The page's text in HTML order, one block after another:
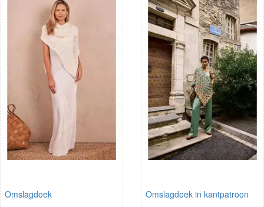
Omslagdoek Omslagdoek in kantpatroon